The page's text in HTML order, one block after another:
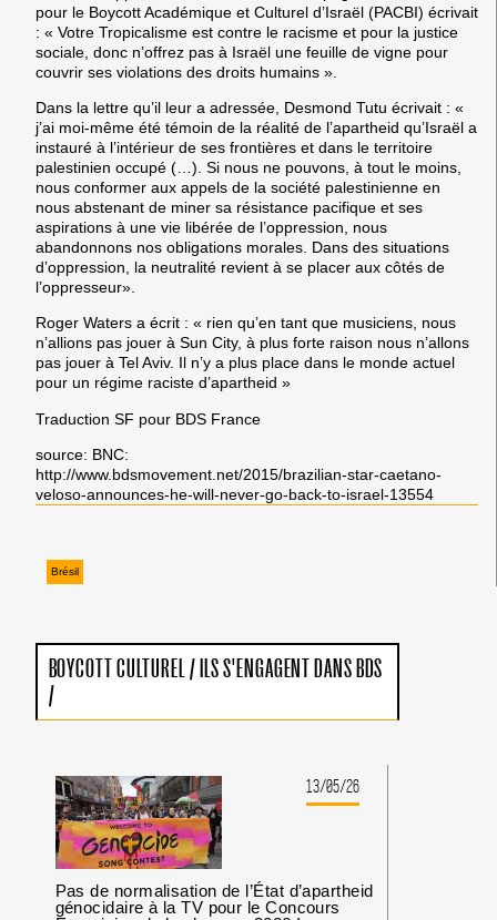
pour le Boycott Académique et Culturel d’Israël (PACBI) écrivait
: « Votre Tropicalisme est contre le racisme et pour la justice
sociale, donc n’offrez pas à Israël une feuille de vigne pour
couvrir ses violations des droits humains ».
Dans la lettre qu’il leur a adressée, Desmond Tutu écrivait : «
j’ai moi-même été témoin de la réalité de l’apartheid qu’Israël a
instauré à l’intérieur de ses frontières et dans le territoire
palestinien occupé (…). Si nous ne pouvons, à tout le moins,
nous conformer aux appels de la société palestinienne en
nous abstenant de miner sa résistance pacifique et ses
aspirations à une vie libérée de l’oppression, nous
abandonnons nos obligations morales. Dans des situations
d’oppression, la neutralité revient à se placer aux côtés de
l’oppresseur».
Roger Waters a écrit : « rien qu’en tant que musiciens, nous
n’allions pas jouer à Sun City, à plus forte raison nous n’allons
pas jouer à Tel Aviv. Il n’y a plus place dans le monde actuel
pour un régime raciste d’apartheid »
Traduction SF pour BDS France
source: BNC:
http://www.bdsmovement.net/2015/brazilian-star-caetano-
veloso-announces-he-will-never-go-back-to-israel-13554
Brésil
BOYCOTT CULTUREL/ ILS S'ENGAGENT DANS BDS
/
13/05/26
Pas de normalisation de l’État d’apartheid
génocidaire à la TV pour le Concours